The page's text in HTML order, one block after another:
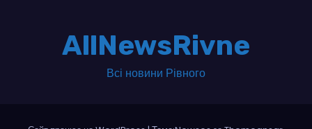
AllNewsRivne
Всі новини Рівного